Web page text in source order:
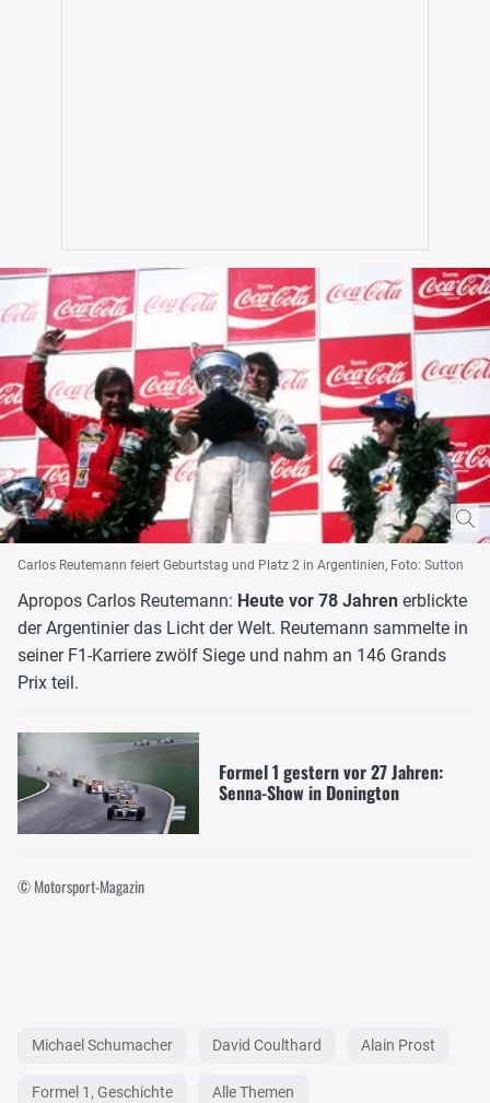
Carlos Reutemann feiert Geburtstag und Platz 2 in Argentinien, Foto: Sutton
Apropos Carlos Reutemann: Heute vor 78 Jahren erblickte
der Argentinier das Licht der Welt. Reutemann sammelte in
seiner F1-Karriere zwölf Siege und nahm an 146 Grands
Prix teil.
Formel 1 gestern vor 27 Jahren:
Senna-Show in Donington
© Motorsport-Magazin
Michael Schumacher David Coulthard Alain Prost
Formel 1, Geschichte Alle Themen